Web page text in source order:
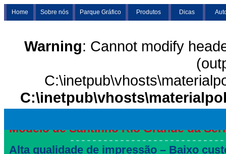
Home Sobre nós Parque Gráfico Produtos Dicas
Warning: Cannot modify
Modelo de Santinho Rio Grande da
Alta qualidade de impressão – Baixo